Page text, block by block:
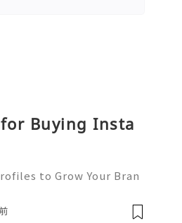
Buying Insta
to Grow Your Bran
platforms for businesse